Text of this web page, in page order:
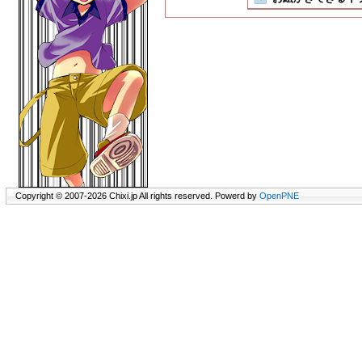
Copyright © 2007-2026 Chixi.jp All rights reserved. Powerd by OpenPNE